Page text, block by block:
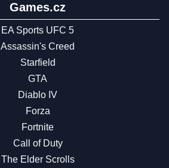
Games.cz
EA Sports UFC 5
Assassin's Creed
Starfield
GTA
Diablo IV
Forza
Fortnite
Call of Duty
The Elder Scrolls